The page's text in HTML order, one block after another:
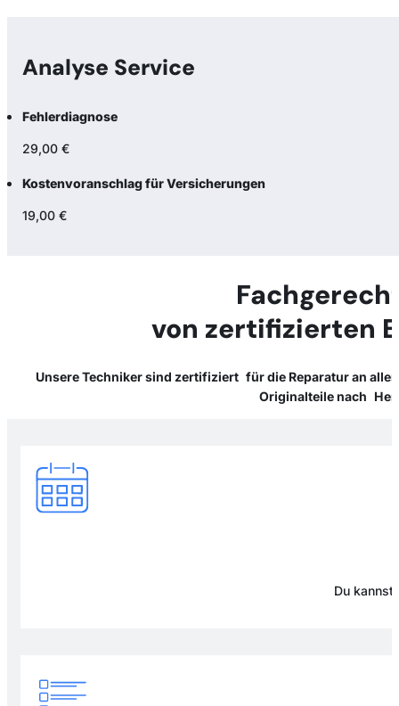
Analyse Service
Fehlerdiagnose
29,00 €
Kostenvoranschlag für Versicherungen
19,00 €
von zertifizierten
Unsere Techniker sind zertifiziert für die Reparatur an
Originalteile nach
Du kannst